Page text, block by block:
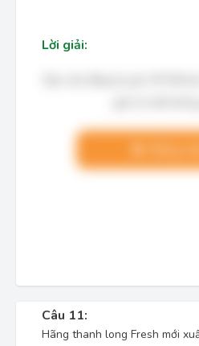
Lời giải:
Câu 11:
Hãng thanh long Fresh mới